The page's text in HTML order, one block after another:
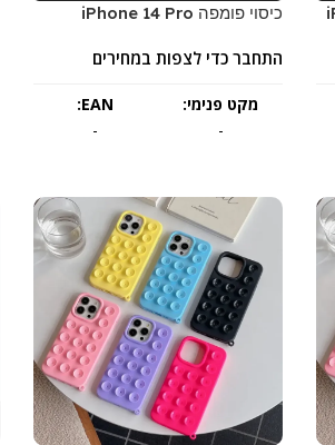
כיסוי פומפה iPhone 14 Pro
התחבר כדי לצפות במחירים
מקט פנימי:
-
EAN:
-